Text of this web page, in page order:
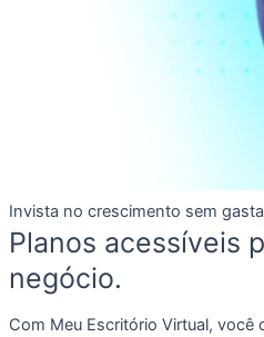
Invista no crescimento sem
Planos acessíveis
negócio.
Com Meu Escritório Virtual, você